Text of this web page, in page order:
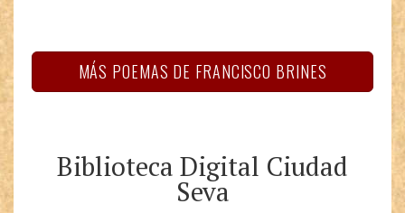
MÁS POEMAS DE FRANCISCO BRINES
Biblioteca Digital Ciudad
Seva